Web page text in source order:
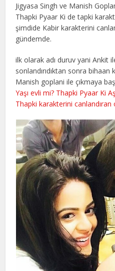
Jigyasa Singh ve Manish
Thapki Pyaar Ki de tapki
şimdide Kabir karakterini
gündemde.
ilk olarak adı duruv yani Ankit
sonlandırıdıktan sonra bihaan
Manish goplani ile çıkmaya
Yaşı evli mi? Thapki Pyaar Ki
Thapki karakterini canlandıran